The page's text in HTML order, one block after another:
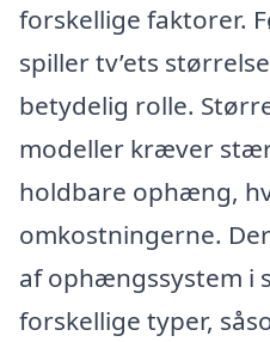
forskellige faktorer.
spiller tv’ets
betydelig rolle.
modeller kræver
holdbare ophæng,
omkostningerne.
af ophængssystem i
forskellige typer,